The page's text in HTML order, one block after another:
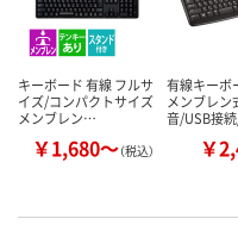
キーボード 有線 フルサ
イズ/コンパクトサイズ
メンブレン…
￥1,680～（税込）
有線キーボ
メンブレン
音/USB接
￥